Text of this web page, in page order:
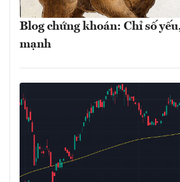
Blog chứng khoán: Chỉ số
mạnh